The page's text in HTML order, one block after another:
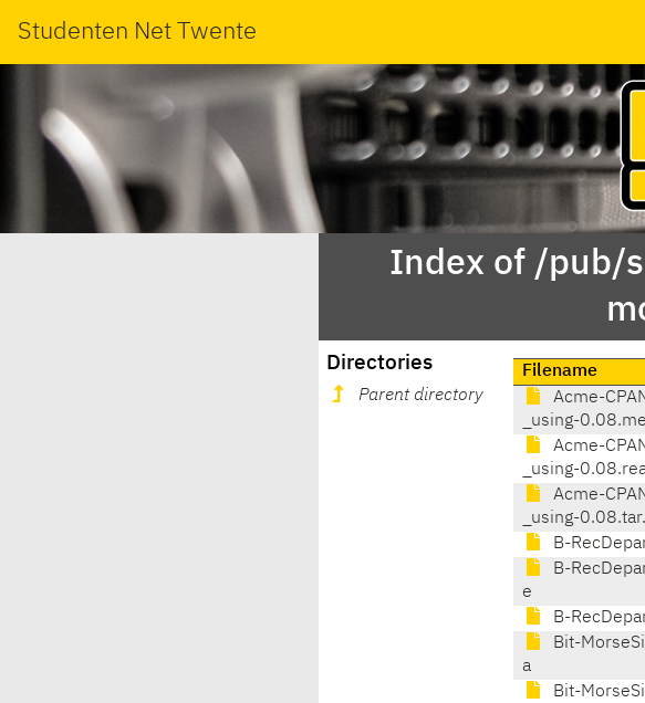
Studenten Net Twente
Index of /pub/
Directories
Parent directory
Filename
Acme-
_using-
Acme-
_using-
Acme-
_using-
B-
B-
e
B-
Bit-
a
Bit-